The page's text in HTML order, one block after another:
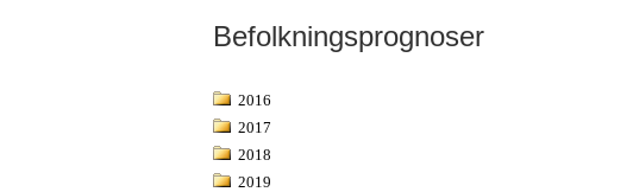
Befolkningsprognoser
2016
2017
2018
2019